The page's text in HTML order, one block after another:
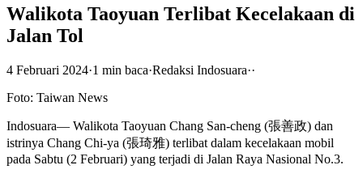
Walikota Taoyuan Terlibat Kecelakaan di
Jalan Tol
4 Februari 2024·1 min baca·Redaksi Indosuara··
Foto: Taiwan News
Indosuara— Walikota Taoyuan Chang San-cheng (張善政) dan
istrinya Chang Chi-ya (張琦雅) terlibat dalam kecelakaan mobil
pada Sabtu (2 Februari) yang terjadi di Jalan Raya Nasional No.3.